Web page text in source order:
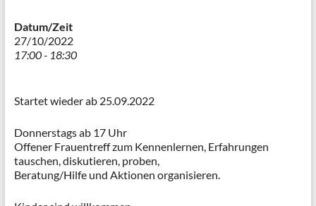
Datum/Zeit
27/10/2022
17:00 - 18:30
Startet wieder ab 25.09.2022
Donnerstags ab 17 Uhr
Offener Frauentreff zum Kennenlernen, Erfahrungen
tauschen, diskutieren, proben,
Beratung/Hilfe und Aktionen organisieren.